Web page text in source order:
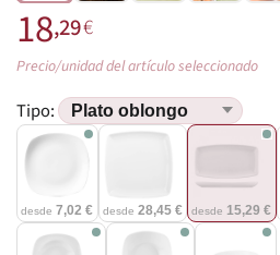
18,29€
Precio/unidad del artículo seleccionado
Tipo:
desde 7,02 € desde 28,45 € desde 15,29 €